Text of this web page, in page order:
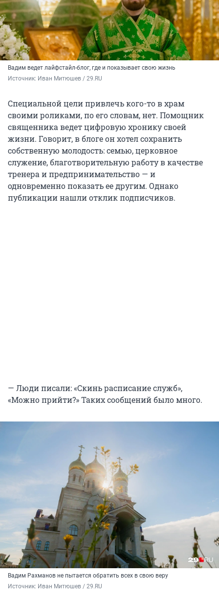
Вадим ведет лайфстайл-блог, где и показывает свою жизнь
Источник: Иван Митюшев / 29.RU
Специальной цели привлечь кого-то в храм
своими роликами, по его словам, нет. Помощник
священника ведет цифровую хронику своей
жизни. Говорит, в блоге он хотел сохранить
собственную молодость: семью, церковное
служение, благотворительную работу в качестве
тренера и предпринимательство — и
одновременно показать ее другим. Однако
публикации нашли отклик подписчиков.
— Люди писали: «Скинь расписание служб»,
«Можно прийти?» Таких сообщений было много.
Вадим Рахманов не пытается обратить всех в свою веру
Источник: Иван Митюшев / 29.RU